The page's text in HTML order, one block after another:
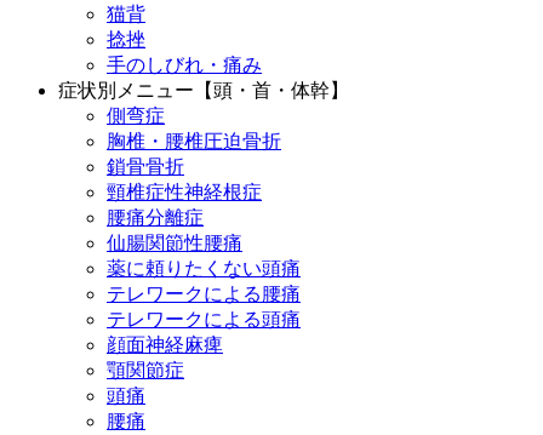
猫背
捻挫
手のしびれ・痛み
症状別メニュー【頭・首・体幹】
側弯症
胸椎・腰椎圧迫骨折
鎖骨骨折
頸椎症性神経根症
腰痛分離症
仙腸関節性腰痛
薬に頼りたくない頭痛
テレワークによる腰痛
テレワークによる頭痛
顔面神経麻痺
顎関節症
頭痛
腰痛